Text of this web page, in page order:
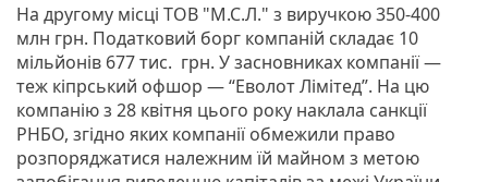
На другому місці ТОВ "М.С.Л." з виручкою 350-400
млн грн. Податковий борг компаній складає 10
мільйонів 677 тис. грн. У засновниках компанії ―
теж кіпрський офшор ― “Еволот Лімітед”. На цю
компанію з 28 квітня цього року наклала санкції
РНБО, згідно яких компанії обмежили право
розпоряджатися належним їй майном з метою